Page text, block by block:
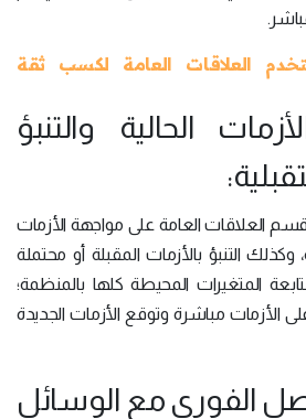
العلاقات العامة لكسب ثقة
الحالية والتنبؤ
قسم العلاقات العامة على مواجهة الأزمات
التنبؤ بالأزمات المقبلة أو محتملة
المتغيرات المحيطة كلها بالمنظمة؛
الأزمات مباشرة وتوقع الأزمات الجديدة
الفوري مع الوسائل